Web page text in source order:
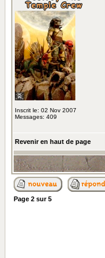
Inscrit le: 02 Nov 2007
Messages: 409
Revenir en haut de page
Page 2 sur5